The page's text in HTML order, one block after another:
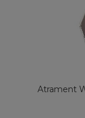
Atrament